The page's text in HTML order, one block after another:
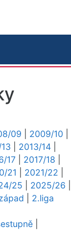
09 2009/10
2013/14
17 2017/18
21 2021/22
25 2025/26
2.liga